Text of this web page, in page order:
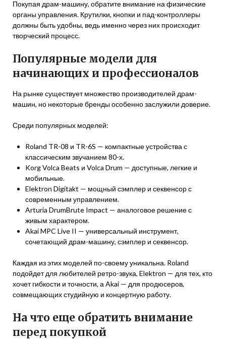
Покупая драм-машину, обратите внимание на физические
органы управления. Крутилки, кнопки и пад-контроллеры
должны быть удобны, ведь именно через них происходит
творческий процесс.
Популярные модели для
начинающих и профессионалов
На рынке существует множество производителей драм-
машин, но некоторые бренды особенно заслужили доверие.
Среди популярных моделей:
Roland TR-08 и TR-6S — компактные устройства с
классическим звучанием 80-х.
Korg Volca Beats и Volca Drum — доступные, легкие и
мобильные.
Elektron Digitakt — мощный сэмплер и секвенсор с
современным управлением.
Arturia DrumBrute Impact — аналоговое решение с
живым характером.
Akai MPC Live II — универсальный инструмент,
сочетающий драм-машину, сэмплер и секвенсор.
Каждая из этих моделей по-своему уникальна. Roland
подойдет для любителей ретро-звука, Elektron — для тех, кто
хочет гибкости и точности, а Akai — для продюсеров,
совмещающих студийную и концертную работу.
На что еще обратить внимание
перед покупкой